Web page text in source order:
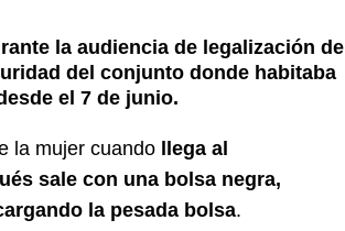
colombiano reconocido en el mundo LO
la audiencia de legalización de
del conjunto donde habitaba
el 7 de junio.
la mujer cuando llega al
sale con una bolsa negra,
la pesada bolsa.